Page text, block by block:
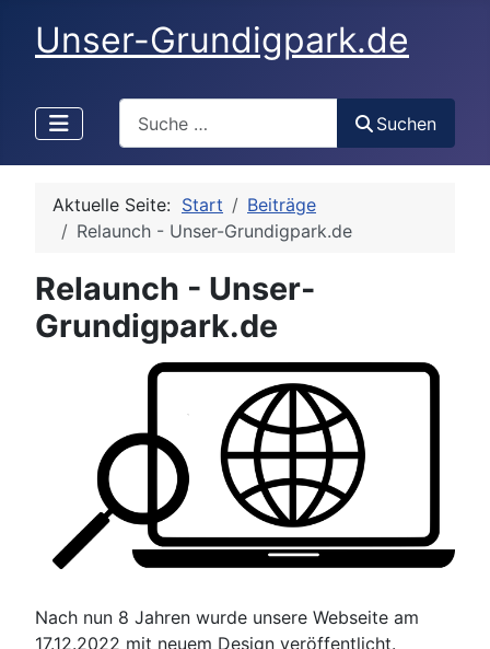
Unser-Grundigpark.de
Suchen
Aktuelle Seite: Start
Beiträge
Relaunch - Unser-Grundigpark.de
Relaunch - Unser-
Grundigpark.de
Nach nun 8 Jahren wurde unsere Webseite am
17.12.2022 mit neuem Design veröffentlicht.